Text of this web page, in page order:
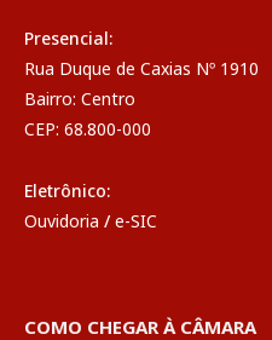
Presencial:
Rua Duque de Caxias Nº 1910
Bairro: Centro
CEP: 68.800-000
Eletrônico:
Ouvidoria / e-SIC
COMO CHEGAR À CÂMARA